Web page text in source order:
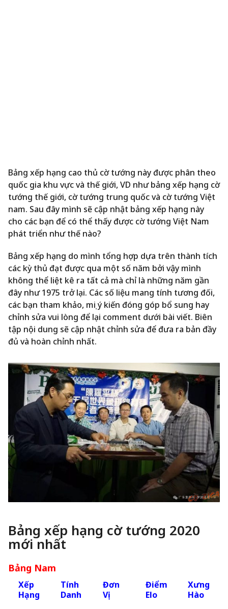
Bảng xếp hạng cao thủ cờ tướng này được phân theo
quốc gia khu vực và thế giới, VD như bảng xếp hạng cờ
tướng thế giới, cờ tướng trung quốc và cờ tướng Việt
nam. Sau đây mình sẽ cập nhật bảng xếp hạng này
cho các bạn để có thể thấy được cờ tướng Việt Nam
phát triển như thế nào?
Bảng xếp hạng do mình tổng hợp dựa trên thành tích
các kỳ thủ đạt được qua một số năm bởi vậy mình
không thể liệt kê ra tất cả mà chỉ là những năm gần
đây như 1975 trở lại. Các số liệu mang tính tương đối,
các bạn tham khảo, mọi ý kiến đóng góp bổ sung hay
chỉnh sửa vui lòng để lại comment dưới bài viết. Biên
tập nội dung sẽ cập nhật chỉnh sửa để đưa ra bản đầy
đủ và hoàn chỉnh nhất.
Bảng xếp hạng cờ tướng 2020
mới nhất
Bảng Nam
Xếp
Hạng
Tính
Danh
Đơn
Vị
Điểm
Elo
Xưng
Hào